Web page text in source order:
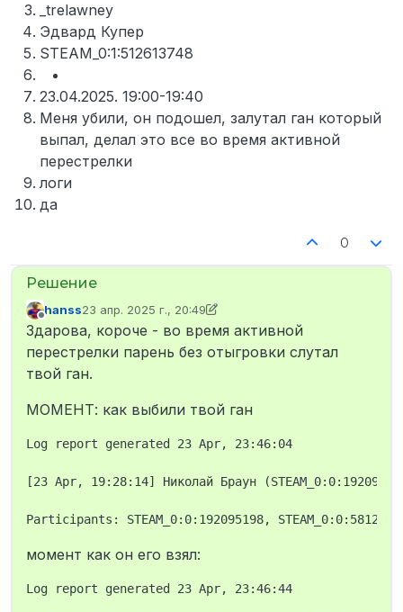
_trelawney
Эдвард Купер
STEAM_0:1:512613748
23.04.2025. 19:00-19:40
Меня убили, он подошел, залутал ган который
выпал, делал это все во время активной
перестрелки
логи
да
0
Не в сети
hanss23 апр. 2025 г., 20:49
отредактировано hanss
Здарова, короче - во время активной
перестрелки парень без отыгровки слутал
твой ган.
МОМЕНТ: как выбили твой ган
Log report generated 23 Apr, 23:46:04
[23 Apr, 19:28:14] Николай Браун
момент как он его взял:
Log report generated 23 Apr, 23:46:44